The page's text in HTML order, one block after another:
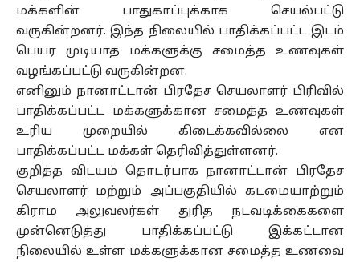
மக்களின் பாதுகாப்புக்காக செயல்பட்டு
வருகின்றனர். இந்த நிலையில் பாதிக்கப்பட்ட இடம்
பெயர முடியாத மக்களுக்கு சமைத்த உணவுகள்
வழங்கப்பட்டு வருகின்றன.
எனினும் நானாட்டான் பிரதேச செயலாளர் பிரிவில்
பாதிக்கப்பட்ட மக்களுக்கான சமைத்த உணவுகள்
உரிய முறையில் கிடைக்கவில்லை என
பாதிக்கப்பட்ட மக்கள் தெரிவித்துள்ளனர்.
குறித்த விடயம் தொடர்பாக நானாட்டான் பிரதேச
செயலாளர் மற்றும் அப்பகுதியில் கடமையாற்றும்
கிராம அலுவலர்கள் துரித நடவடிக்கைகளை
முன்னெடுத்து பாதிக்கப்பட்டு இக்கட்டான
நிலையில் உள்ள மக்களுக்கான சமைத்த உணவை